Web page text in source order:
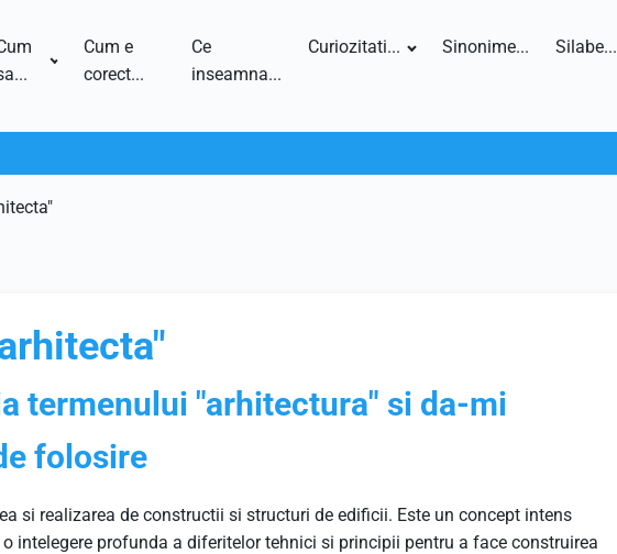
Cum e
corect...
Ce
inseamna...
Curiozitati... Sinonime... Silabe...
termenului "arhitectura" si da-mi
folosire
si realizarea de constructii si structuri de edificii. Este un concept intens
intelegere profunda a diferitelor tehnici si principii pentru a face construirea